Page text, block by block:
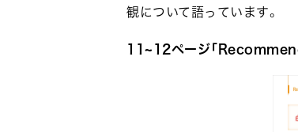
観について語っています。
11~12ページ「